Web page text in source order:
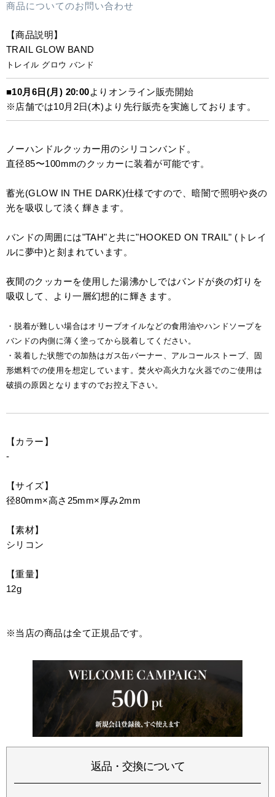
商品についてのお問い合わせ
【商品説明】
TRAIL GLOW BAND
トレイル グロウ バンド
■10月6日(月) 20:00よりオンライン販売開始
※店舗では10月2日(木)より先行販売を実施しております。
ノーハンドルクッカー用のシリコンバンド。
直径85〜100mmのクッカーに装着が可能です。
蓄光(GLOW IN THE DARK)仕様ですので、暗闇で照明や炎の
光を吸収して淡く輝きます。
バンドの周囲には"TAH"と共に"HOOKED ON TRAIL" (トレイ
ルに夢中)と刻まれています。
夜間のクッカーを使用した湯沸かしではバンドが炎の灯りを
吸収して、より一層幻想的に輝きます。
・脱着が難しい場合はオリーブオイルなどの食用油やハンドソープを
バンドの内側に薄く塗ってから脱着してください。
・装着した状態での加熱はガス缶バーナー、アルコールストーブ、固
形燃料での使用を想定しています。焚火や高火力な火器でのご使用は
破損の原因となりますのでお控え下さい。
【カラー】
-
【サイズ】
径80mm×高さ25mm×厚み2mm
【素材】
シリコン
【重量】
12g
※当店の商品は全て正規品です。
返品・交換について